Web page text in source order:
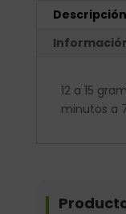
Descripción
12 a 15
minutos a